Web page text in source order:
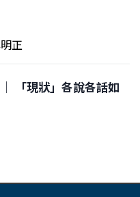
正
「現狀」各說各話如